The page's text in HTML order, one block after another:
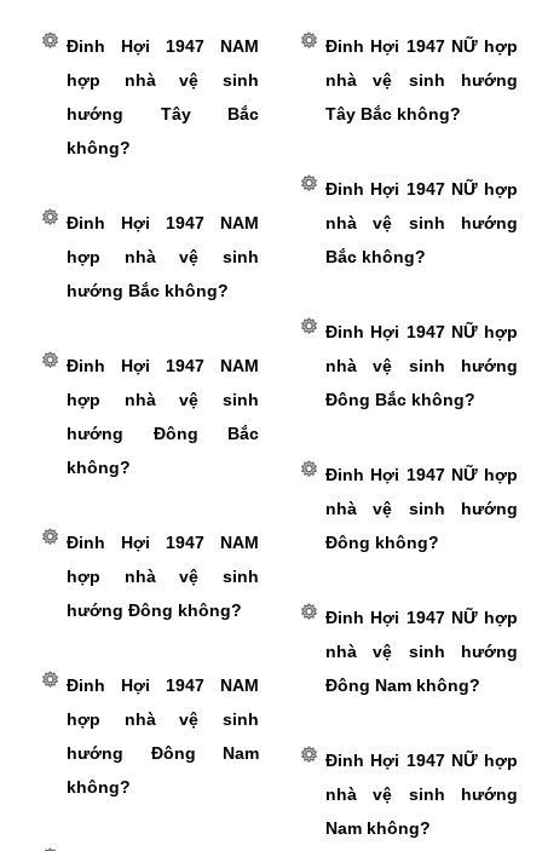
Đinh Hợi 1947 NAM
hợp nhà vệ sinh
hướng Tây Bắc
không?
Đinh Hợi 1947 NAM
hợp nhà vệ sinh
hướng Bắc không?
Đinh Hợi 1947 NAM
hợp nhà vệ sinh
hướng Đông Bắc
không?
Đinh Hợi 1947 NAM
hợp nhà vệ sinh
hướng Đông không?
Đinh Hợi 1947 NAM
hợp nhà vệ sinh
hướng Đông Nam
không?
Đinh Hợi 1947 NỮ hợp
nhà vệ sinh hướng
Tây Bắc không?
Đinh Hợi 1947 NỮ hợp
nhà vệ sinh hướng
Bắc không?
Đinh Hợi 1947 NỮ hợp
nhà vệ sinh hướng
Đông Bắc không?
Đinh Hợi 1947 NỮ hợp
nhà vệ sinh hướng
Đông không?
Đinh Hợi 1947 NỮ hợp
nhà vệ sinh hướng
Đông Nam không?
Đinh Hợi 1947 NỮ hợp
nhà vệ sinh hướng
Nam không?